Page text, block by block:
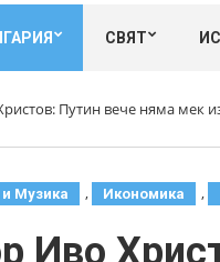
СВЯТ
Путин вече няма мек
Музика , Икономика ,
Иво